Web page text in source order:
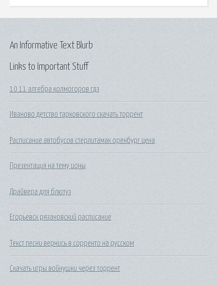
Links to Important Stuff
10 11 алгебра колмогоров гдз
Иваново детство тарковского скачать торрент
Расписание автобусов стерлитамак оренбург цена
Презентация на тему ионы
Драйвера для блютуз
Егорьевск рязановский расписание
Текст песни вернись в сорренто на русском
Скачать игры войнушки через торрент
An Informative Text Blurb